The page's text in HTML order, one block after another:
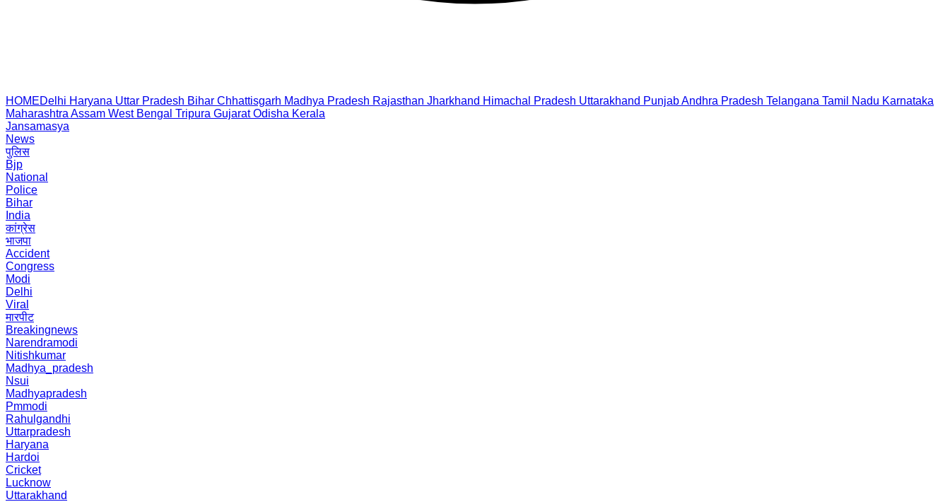
HOMEDelhi Haryana Uttar Pradesh Bihar Chhattisgarh Madhya Pradesh Rajasthan Jharkhand Himachal Pradesh Uttarakhand PunjabAndhra Pradesh Telangana Tamil Nadu Karnataka
Maharashtra Assam West Bengal Tripura Gujarat Odisha Kerala
Jansamasya
News
पुलिस
Bjp
National
Police
Bihar
India
कांग्रेस
भाजपा
Accident
Congress
Modi
Delhi
Viral
मारपीट
Breakingnews
Narendramodi
Nitishkumar
Madhya_pradesh
Nsui
Madhyapradesh
Pmmodi
Rahulgandhi
Uttarpradesh
Haryana
Hardoi
Cricket
Lucknow
Uttarakhand